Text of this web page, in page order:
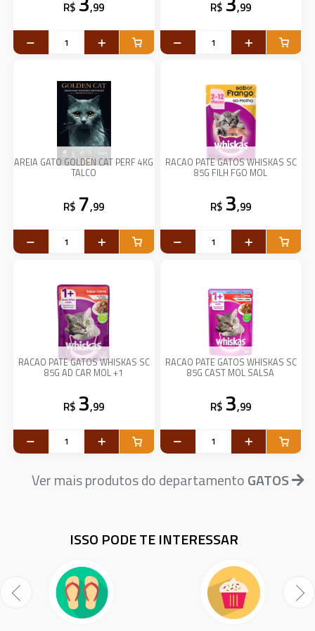
R$ ,99 R$ ,99
AREIA GATO GOLDEN CAT PERF 4KG
TALCO
R$ 7,99
RACAO PATE GATOS WHISKAS SC
85G FILH FGO MOL
R$ 3,99
RACAO PATE GATOS WHISKAS SC
85G AD CAR MOL +1
R$ 3,99
RACAO PATE GATOS WHISKAS SC
85G CAST MOL SALSA
R$ 3,99
Ver mais produtos do departamentoGATOS
ISSO PODE TE INTERESSAR